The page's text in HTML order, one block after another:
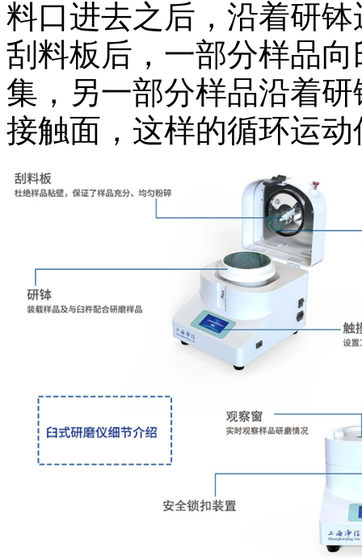
料口进去之后，沿着研
刮料板后，一部分样品
集，另一部分样品沿着
接触面，这样的循环运